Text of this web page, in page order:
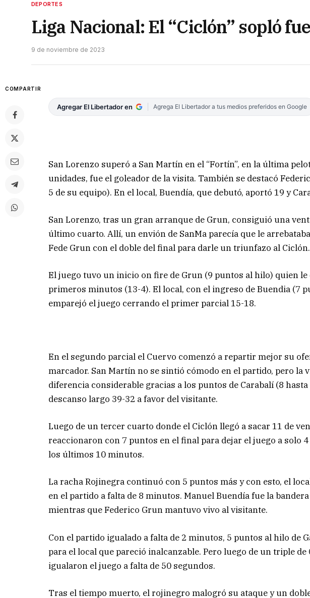
DEPORTES
Liga Nacional: El “Ciclón” sopló
9 de noviembre de 2023
COMPARTIR
Agregar El Libertador en Agrega El Libertador a tus medios preferidos en Google
San Lorenzo superó a San Martín en el “Fortín”, en la última
unidades, fue el goleador de la visita. También se destacó
5 de su equipo). En el local, Buendía, que debutó, aportó 19 y
San Lorenzo, tras un gran arranque de Grun, consiguió una
último cuarto. Allí, un envión de SanMa parecía que le
Fede Grun con el doble del final para darle un triunfazo al Ciclón.
El juego tuvo un inicio on fire de Grun (9 puntos al hilo) quien le
primeros minutos (13-4). El local, con el ingreso de Buendia (7
emparejó el juego cerrando el primer parcial 15-18.
En el segundo parcial el Cuervo comenzó a repartir mejor su
marcador. San Martín no se sintió cómodo en el partido, pero la
diferencia considerable gracias a los puntos de Carabalí (8
descanso largo 39-32 a favor del visitante.
Luego de un tercer cuarto donde el Ciclón llegó a sacar 11 de
reaccionaron con 7 puntos en el final para dejar el juego a solo
los últimos 10 minutos.
La racha Rojinegra continuó con 5 puntos más y con esto, el
en el partido a falta de 8 minutos. Manuel Buendía fue la
mientras que Federico Grun mantuvo vivo al visitante.
Con el partido igualado a falta de 2 minutos, 5 puntos al hilo de
para el local que pareció inalcanzable. Pero luego de un triple
igualaron el juego a falta de 50 segundos.
Tras el tiempo muerto, el rojinegro malogró su ataque y un